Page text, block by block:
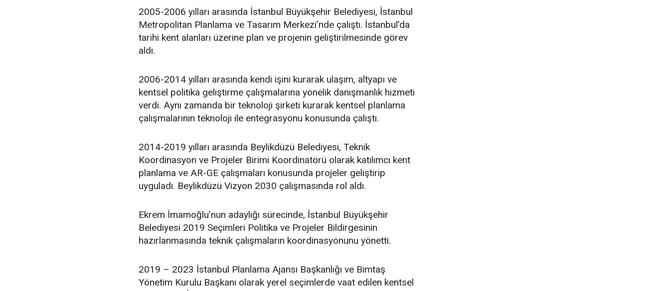
2005-2006 yılları arasında İstanbul Büyükşehir Belediyesi, İstanbul
Metropolitan Planlama ve Tasarım Merkezi’nde çalıştı. İstanbul’da
tarihi kent alanları üzerine plan ve projenin geliştirilmesinde görev
aldı.
2006-2014 yılları arasında kendi işini kurarak ulaşım, altyapı ve
kentsel politika geliştirme çalışmalarına yönelik danışmanlık hizmeti
verdi. Aynı zamanda bir teknoloji şirketi kurarak kentsel planlama
çalışmalarının teknoloji ile entegrasyonu konusunda çalıştı.
2014-2019 yılları arasında Beylikdüzü Belediyesi, Teknik
Koordinasyon ve Projeler Birimi Koordinatörü olarak katılımcı kent
planlama ve AR-GE çalışmaları konusunda projeler geliştirip
uyguladı. Beylikdüzü Vizyon 2030 çalışmasında rol aldı.
Ekrem İmamoğlu’nun adaylığı sürecinde, İstanbul Büyükşehir
Belediyesi 2019 Seçimleri Politika ve Projeler Bildirgesinin
hazırlanmasında teknik çalışmaların koordinasyonunu yönetti.
2019 – 2023 İstanbul Planlama Ajansı Başkanlığı ve Bimtaş
Yönetim Kurulu Başkanı olarak yerel seçimlerde vaat edilen kentsel